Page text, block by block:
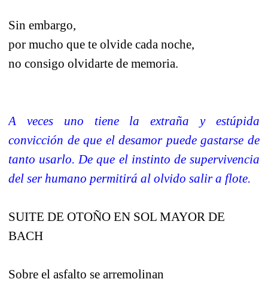
Sin embargo,
por mucho que te olvide cada noche,
no consigo olvidarte de memoria.
A veces uno tiene la extraña y estúpida
convicción de que el desamor puede gastarse de
tanto usarlo. De que el instinto de supervivencia
del ser humano permitirá al olvido salir a flote.
SUITE DE OTOÑO EN SOL MAYOR DE
BACH
Sobre el asfalto se arremolinan